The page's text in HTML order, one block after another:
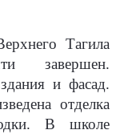
Тагила
завершен.
и фасад.
отделка
В школе